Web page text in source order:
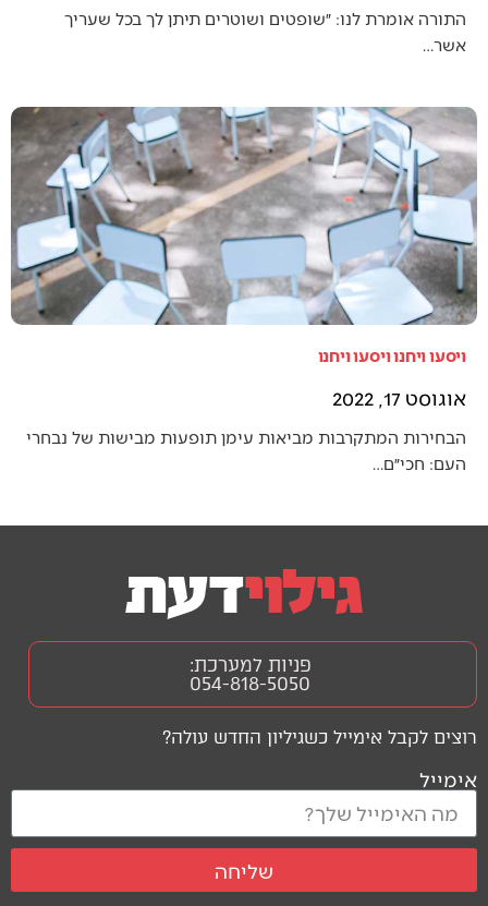
התורה אומרת לנו: ״שופטים ושוטרים תיתן לך בכל שעריך
אשר…
ויסעו ויחנו ויסעו ויחנו
אוגוסט 17, 2022
הבחירות המתקרבות מביאות עימן תופעות מבישות של נבחרי
העם: חכי״ם…
רוצים לקבל אימייל כשגיליון החדש עולה?
אימייל
שליחה
פניות למערכת:
054-818-5050